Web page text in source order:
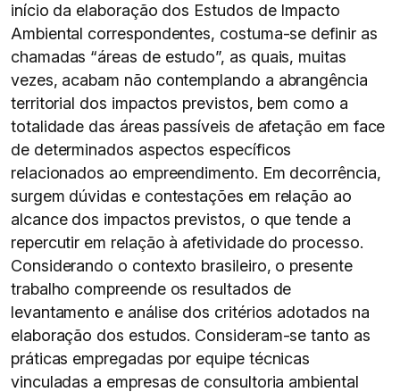
início da elaboração dos Estudos de Impacto
Ambiental correspondentes, costuma-se definir as
chamadas “áreas de estudo”, as quais, muitas
vezes, acabam não contemplando a abrangência
territorial dos impactos previstos, bem como a
totalidade das áreas passíveis de afetação em face
de determinados aspectos específicos
relacionados ao empreendimento. Em decorrência,
surgem dúvidas e contestações em relação ao
alcance dos impactos previstos, o que tende a
repercutir em relação à afetividade do processo.
Considerando o contexto brasileiro, o presente
trabalho compreende os resultados de
levantamento e análise dos critérios adotados na
elaboração dos estudos. Consideram-se tanto as
práticas empregadas por equipe técnicas
vinculadas a empresas de consultoria ambiental